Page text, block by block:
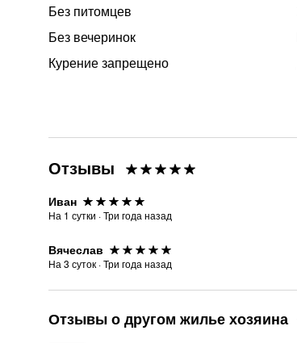
Без питомцев
Без вечеринок
Курение запрещено
Отзывы
Иван
На 1 сутки ·Три года назад
Вячеслав
На 3 суток ·Три года назад
Отзывы о другом жилье хозяина